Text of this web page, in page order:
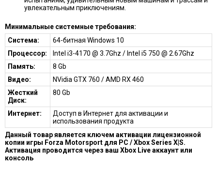
увлекательным приключениям.
Минимальные системные требования:
Система:
64-битная Windows 10
Процессор:
Intel i3-4170 @ 3.7Ghz / Intel i5 750 @ 2.67Ghz
Память:
8 Gb
Видео:
NVidia GTX 760 / AMD RX 460
Жесткий
Диск:
80 Gb
Интернет:
Доступ в Интернет для активации и
использования продукта
Данный товар является ключем активации лицензионной
копии игры Forza Motorsport для PC / Xbox Series X|S.
Активация проводится через ваш Xbox Live аккаунт или
консоль